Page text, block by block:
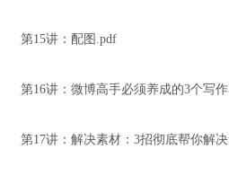
第15讲：配图.pdf
第16讲：微博高手必须养成的3个写
第17讲：解决素材：3招彻底帮你解